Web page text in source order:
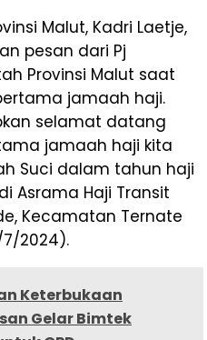
Malut, Kadri Laetje,
pesan dari Pj
Provinsi Malut saat
jamaah haji.
selamat datang
jamaah haji kita
Suci dalam tahun haji
Asrama Haji Transit
Kecamatan Ternate
2024).
Keterbukaan
Gelar Bimtek